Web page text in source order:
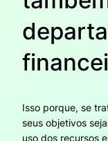
Isso porque, se
seus objetivos
uso dos recursos